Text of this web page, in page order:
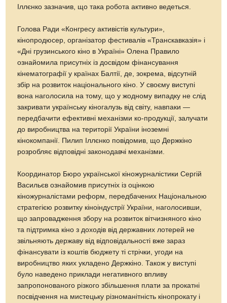
Іллєнко зазначив, що така робота активно ведеться.
Голова Ради «Конгресу активістів культури»,
кінопродюсер, організатор фестивалів «Транскавказія» і
«Дні грузинського кіно в Україні» Олена Правило
ознайомила присутніх із досвідом фінансування
кінематографії у країнах Балтії, де, зокрема, відсутній
збір на розвиток національного кіно. У своєму виступі
вона наголосила на тому, що у жодному випадку не слід
закривати українську кіногалузь від світу, навпаки —
передбачити ефективні механізми ко-продукції, залучати
до виробництва на території України іноземні
кінокомпанії. Пилип Іллєнко повідомив, що Держкіно
розробляє відповідні законодавчі механізми.
Координатор Бюро української кіножурналістики Сергій
Васильєв ознайомив присутніх із оцінкою
кіножурналістами реформ, передбачених Національною
стратегією розвитку кіноіндустрії України, наголосивши,
що запровадження збору на розвиток вітчизняного кіно
та підтримка кіно з доходів від державних лотерей не
звільняють державу від відповідальності вже зараз
фінансувати із коштів бюджету ті стрічки, угоди на
виробництво яких укладено Держкіно. Також у виступі
було наведено приклади негативного впливу
запропонованого різкого збільшення плати за прокатні
посвідчення на мистецьку різноманітність кінопрокату і